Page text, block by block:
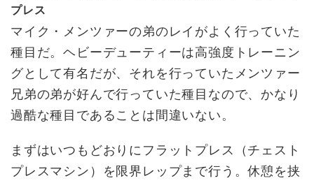
プレス
マイク・メンツァーの弟のレイがよく行っていた
種目だ。ヘビーデューティーは高強度トレーニン
グとして有名だが、それを行っていたメンツァー
兄弟の弟が好んで行っていた種目なので、かなり
過酷な種目であることは間違いない。
まずはいつもどおりにフラットプレス（チェスト
プレスマシン）を限界レップまで行う。休憩を挟